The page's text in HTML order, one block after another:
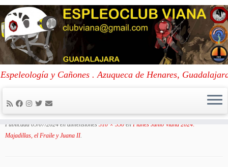
content
Espeleología y Cañones . Azuqueca de Henares,
Portada » Planes Junio Viana 2024: Majadillas, el Fraile y Juana II
»
20240629_170142
20240629_170142
Publicada 09/07/2024 en dimensiones 310 × 550 en Planes Junio Viana 2024:
Majadillas, el Fraile y Juana II.